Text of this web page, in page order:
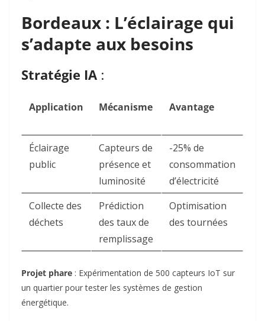
Bordeaux : L’éclairage qui
s’adapte aux besoins
Stratégie IA :
Application Mécanisme Avantage
Éclairage
public
Capteurs de
présence et
luminosité
-25% de
consommation
d’électricité
Collecte des
déchets
Prédiction
des taux de
remplissage
Optimisation
des tournées
Projet phare : Expérimentation de 500 capteurs IoT sur
un quartier pour tester les systèmes de gestion
énergétique.